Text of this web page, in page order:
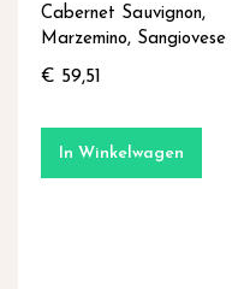
Cabernet Sauvignon,
Marzemino, Sangiovese
€ 59,51
In Winkelwagen